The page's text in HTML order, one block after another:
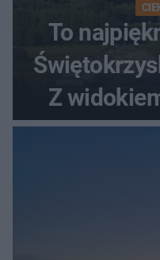
To
Z
szczyt Gór